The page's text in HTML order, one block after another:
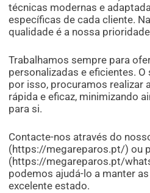
técnicas modernas e
específicas de cada cliente.
qualidade é a nossa
Trabalhamos sempre para
personalizadas e eficientes.
por isso, procuramos realizar
rápida e eficaz, minimizando
para si.
Contacte-nos através do
(https://megareparos.pt/) ou
(https://megareparos.pt/
podemos ajudá-lo a manter
excelente estado.